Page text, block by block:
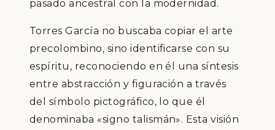
pasado ancestral con la modernidad.​
Torres García no buscaba copiar el arte
precolombino, sino identificarse con su
espíritu, reconociendo en él una síntesis
entre abstracción y figuración a través
del símbolo pictográfico, lo que él
denominaba «signo talismán». Esta visión